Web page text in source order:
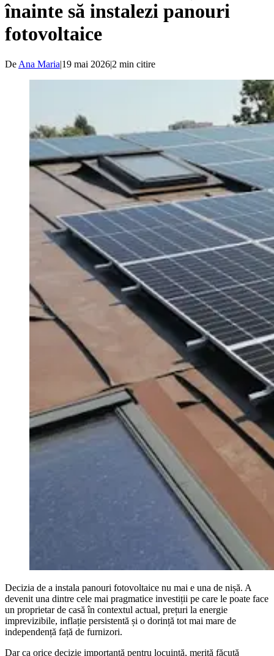
înainte să instalezi panouri
fotovoltaice
De Ana Maria|19 mai 2026|2 min citire
Decizia de a instala panouri fotovoltaice nu mai e una de nișă. A
devenit una dintre cele mai pragmatice investiții pe care le poate face
un proprietar de casă în contextul actual, prețuri la energie
imprevizibile, inflație persistentă și o dorință tot mai mare de
independență față de furnizori.
Dar ca orice decizie importantă pentru locuință, merită făcută